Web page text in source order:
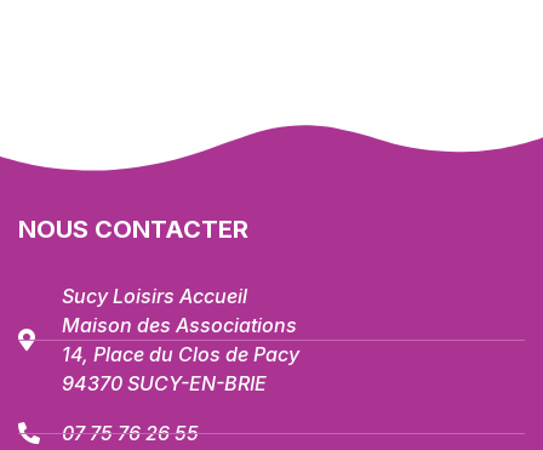
NOUS CONTACTER
Sucy Loisirs Accueil
Maison des Associations
14, Place du Clos de Pacy
94370 SUCY-EN-BRIE
07 75 76 26 55